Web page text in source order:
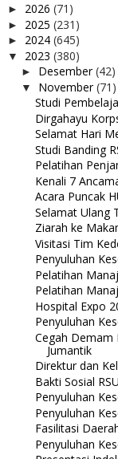
► 2026 (71)
► 2025 (231)
► 2024 (645)
▼ 2023 (380)
► Desember(42)
▼ November(71)
Studi
Dirgahayu
Selamat Hari
Studi Banding
Pelatihan
Kenali 7
Acara Puncak
Selamat Ulang
Ziarah ke
Visitasi Tim
Penyuluhan
Pelatihan
Pelatihan
Hospital Expo
Penyuluhan
Cegah Demam
Jumantik
Direktur dan
Bakti Sosial
Penyuluhan
Penyuluhan
Fasilitasi
Penyuluhan